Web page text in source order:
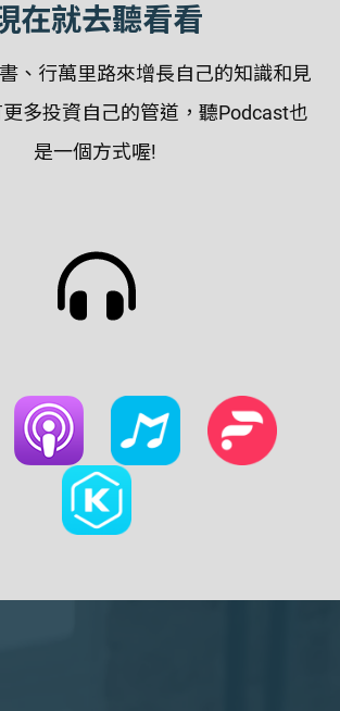
在就去聽看看
、行萬里路來增長自己的知識和見
多投資自己的管道，聽Podcast也
是一個方式喔!